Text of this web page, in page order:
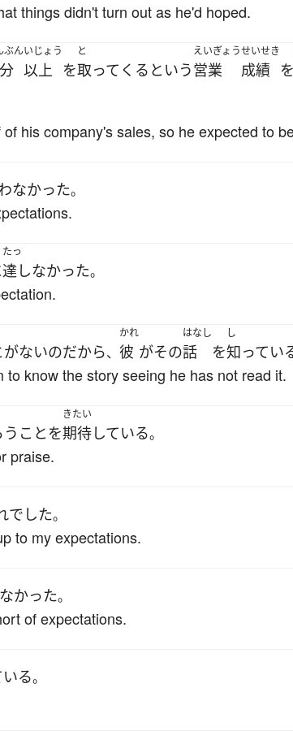
things didn't turn out as he'd hoped.
ぶんいじょう
以上 を
と
取って くる という
えいぎょう
営業
せいせき
成績 を
his company's sales, so he expected to
なかった。
たっ
達しなかった。
がないのだから、
かれ
彼 がその
はなし
話 を
し
知ってい
to know the story seeing he has not read it.
ことを
きたい
期待している。
praise.
でした。
to my expectations.
かった。
of expectations.
いる。